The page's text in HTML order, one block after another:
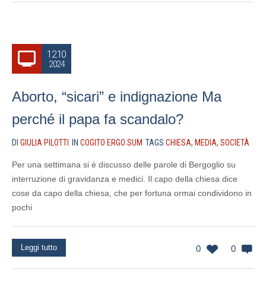
12.10
2024
Aborto, “sicari” e indignazione Ma
perché il papa fa scandalo?
DI GIULIA PILOTTI IN COGITO ERGO SUM TAGS CHIESA, MEDIA, SOCIETÀ
Per una settimana si è discusso delle parole di Bergoglio su
interruzione di gravidanza e medici. Il capo della chiesa dice
cose da capo della chiesa, che per fortuna ormai condividono in
pochi
0 0
Leggi tutto